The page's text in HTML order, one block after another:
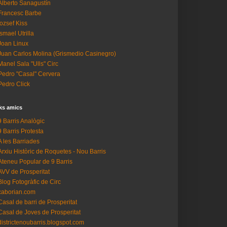
Sanagustín
Barbe
Kiss
Utrilla
Linux
Carlos Molina (Grismedio Casinegro)
Sala "Ulls" Circ
"Casal" Cervera
Click
amics
Barris Analògic
Barris Protesta
les Barriades
Històric de Roquetes - Nou Barris
Popular de 9 Barris
de Prosperitat
Fotogràfic de Circ
de barri de Prosperitat
de Joves de Prosperitat